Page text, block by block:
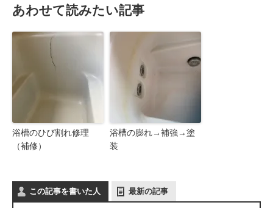
あわせて読みたい記事
浴槽のひび割れ修理
（補修）
浴槽の膨れ→補強→塗
装
この記事を書いた人 最新の記事